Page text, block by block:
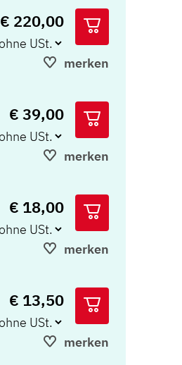
€ 220,00
merken
€ 39,00
merken
€ 18,00
merken
€ 13,50
merken